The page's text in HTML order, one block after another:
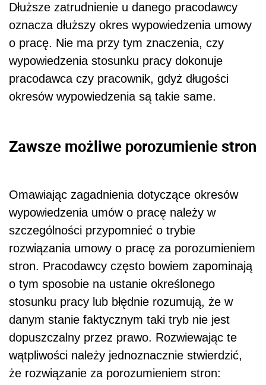
Dłuższe zatrudnienie u danego pracodawcy
oznacza dłuższy okres wypowiedzenia umowy
o pracę. Nie ma przy tym znaczenia, czy
wypowiedzenia stosunku pracy dokonuje
pracodawca czy pracownik, gdyż długości
okresów wypowiedzenia są takie same.
Zawsze możliwe porozumienie stron
Omawiając zagadnienia dotyczące okresów
wypowiedzenia umów o pracę należy w
szczególności przypomnieć o trybie
rozwiązania umowy o pracę za porozumieniem
stron. Pracodawcy często bowiem zapominają
o tym sposobie na ustanie określonego
stosunku pracy lub błędnie rozumują, że w
danym stanie faktycznym taki tryb nie jest
dopuszczalny przez prawo. Rozwiewając te
wątpliwości należy jednoznacznie stwierdzić,
że rozwiązanie za porozumieniem stron: